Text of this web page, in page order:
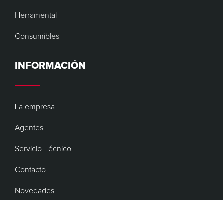
Herramental
Consumibles
INFORMACIÓN
La empresa
Agentes
Servicio Técnico
Contacto
Novedades